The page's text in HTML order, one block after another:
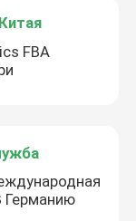
FBA
Германию